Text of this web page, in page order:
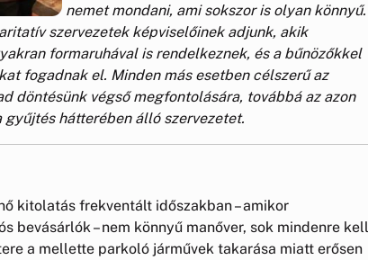
nemet mondani, ami sokszor is olyan könnyű.
szervezetek képviselőinek adjunk, akik
formaruhával is rendelkeznek, és a bűnözőkkel
fogadnak el. Minden más esetben célszerű az
döntésünk végső megfontolására, továbbá az azon
hátterében álló szervezetet.
kitolatás frekventált időszakban – amikor
bevásárlók – nem könnyű manőver, sok mindenre kell
a mellette parkoló járművek takarása miatt erősen